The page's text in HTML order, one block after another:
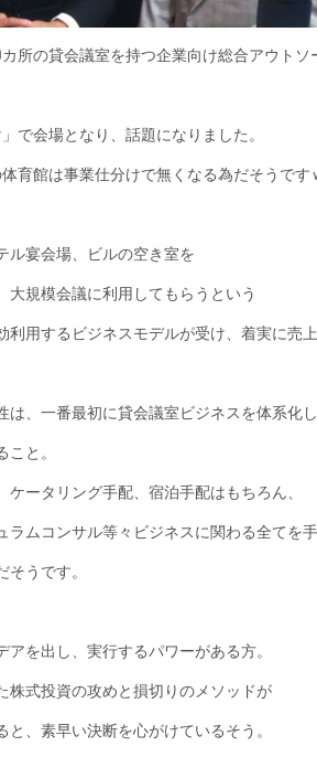
所の貸会議室を持つ企業向け総合アウトソ
で会場となり、話題になりました。
育館は事業仕分けで無くなる為だそうです
ル宴会場、ビルの空き室を
大規模会議に利用してもらうという
利用するビジネスモデルが受け、着実に売
は、一番最初に貸会議室ビジネスを体系化し
と。
ケータリング手配、宿泊手配はもちろん、
ラムコンサル等々ビジネスに関わる全てを手
そうです。
を出し、実行するパワーがある方。
株式投資の攻めと損切りのメソッドが
と、素早い決断を心がけているそう。